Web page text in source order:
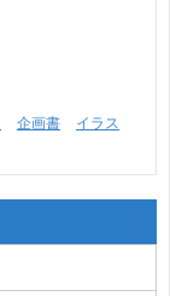
企画書
イラス